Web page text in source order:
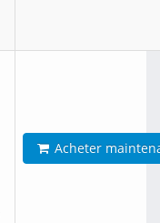
Acheter